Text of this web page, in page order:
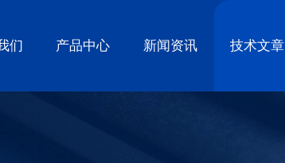
们 产品中心 新闻资讯 技术文章